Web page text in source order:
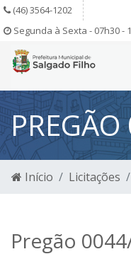
(46) 3564-1202
Segunda à Sexta - 07h30 -
Início Licitações
Pregão